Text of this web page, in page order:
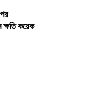
ক্ষতি কয়েক